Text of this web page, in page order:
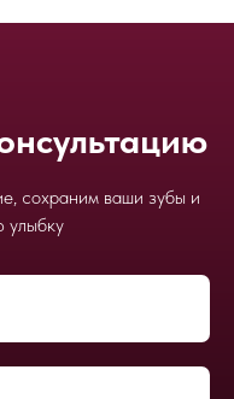
сохраним ваши зубы и
улыбку